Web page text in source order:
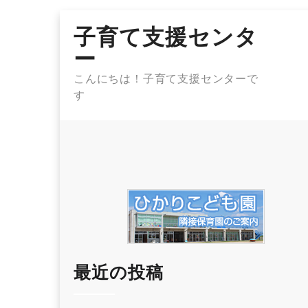
content
子育て支援センタ
ー
こんにちは！子育て支援センターで
す
最近の投稿